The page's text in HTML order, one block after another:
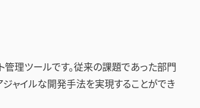
理ツールです。従来の課題であった部門
ャイルな開発手法を実現することができ